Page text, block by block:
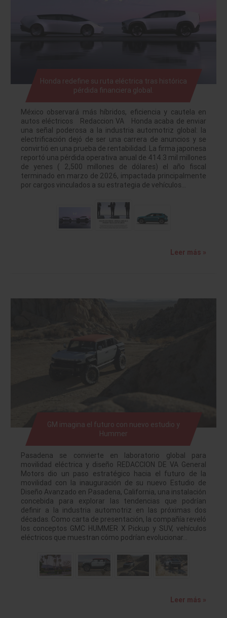
Honda redefine su ruta eléctrica tras histórica
pérdida financiera global.
México observará más híbridos, eficiencia y cautela en
autos eléctricos Redaccion VA Honda acaba de enviar
una señal poderosa a la industria automotriz global: la
electrificación dejó de ser una carrera de anuncios y se
convirtió en una prueba de rentabilidad. La firma japonesa
reportó una pérdida operativa anual de 414.3 mil millones
de yenes ( 2,500 millones de dólares) el año fiscal
terminado en marzo de 2026, impactada principalmente
por cargos vinculados a su estrategia de vehículos…
Leer más »
GM imagina el futuro con nuevo estudio y
Hummer
Pasadena se convierte en laboratorio global para
movilidad eléctrica y diseño REDACCION DE VA General
Motors dio un paso estratégico hacia el futuro de la
movilidad con la inauguración de su nuevo Estudio de
Diseño Avanzado en Pasadena, California, una instalación
concebida para explorar las tendencias que podrían
definir a la industria automotriz en las próximas dos
décadas. Como carta de presentación, la compañía reveló
los conceptos GMC HUMMER X Pickup y SUV, vehículos
eléctricos que muestran cómo podrían evolucionar…
Leer más »